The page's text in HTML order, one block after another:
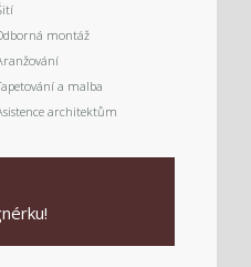
montáž
a malba
architektům